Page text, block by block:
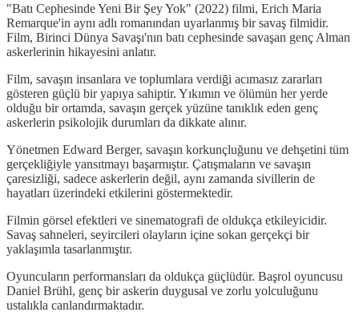
"Batı Cephesinde Yeni Bir Şey Yok" (2022) filmi, Erich Maria
Remarque'in aynı adlı romanından uyarlanmış bir savaş filmidir.
Film, Birinci Dünya Savaşı'nın batı cephesinde savaşan genç Alman
askerlerinin hikayesini anlatır.
Film, savaşın insanlara ve toplumlara verdiği acımasız zararları
gösteren güçlü bir yapıya sahiptir. Yıkımın ve ölümün her yerde
olduğu bir ortamda, savaşın gerçek yüzüne tanıklık eden genç
askerlerin psikolojik durumları da dikkate alınır.
Yönetmen Edward Berger, savaşın korkunçluğunu ve dehşetini tüm
gerçekliğiyle yansıtmayı başarmıştır. Çatışmaların ve savaşın
çaresizliği, sadece askerlerin değil, aynı zamanda sivillerin de
hayatları üzerindeki etkilerini göstermektedir.
Filmin görsel efektleri ve sinematografi de oldukça etkileyicidir.
Savaş sahneleri, seyircileri olayların içine sokan gerçekçi bir
yaklaşımla tasarlanmıştır.
Oyuncuların performansları da oldukça güçlüdür. Başrol oyuncusu
Daniel Brühl, genç bir askerin duygusal ve zorlu yolculuğunu
ustalıkla canlandırmaktadır.